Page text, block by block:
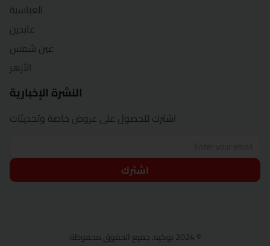
العباسية
عابدين
عين شمس
الأزهر
النشرة الإخبارية
اشترك للحصول على عروض خاصة وتحديثات
اشترك
© 2024 بوكيه. جميع الحقوق محفوظة.